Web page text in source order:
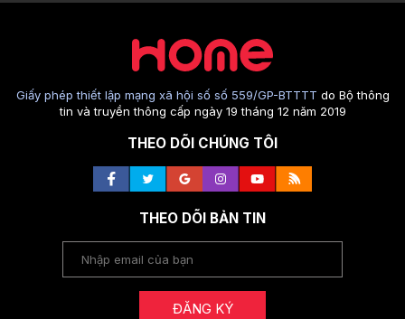
Giấy phép thiết lập mạng xã hội số số 559/GP-BTTTT do Bộ thông
tin và truyền thông cấp ngày 19 tháng 12 năm 2019
THEO DÕI CHÚNG TÔI
THEO DÕI BẢN TIN
ĐĂNG KÝ